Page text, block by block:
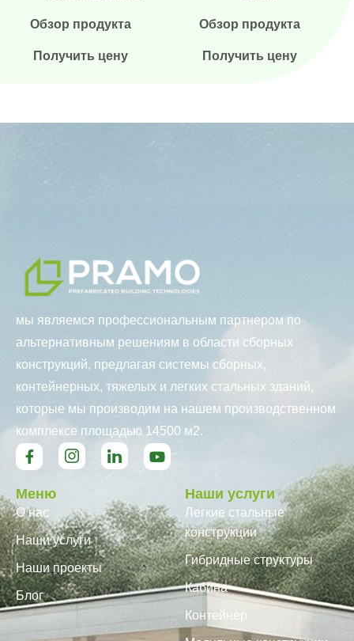
Обзор продукта
Получить цену
Обзор продукта
Получить цену
мы являемся профессиональным партнером по
альтернативным решениям в области сборных
конструкций, предлагая системы сборных,
контейнерных, тяжелых и легких стальных зданий,
которые мы производим на нашем производственном
комплексе площадью 14500 м2.
Меню
О нас
Наши услуги
Наши проекты
Блог
Наши услуги
Легкие стальные
конструкции
Гибридные структуры
Кабина
Контейнер